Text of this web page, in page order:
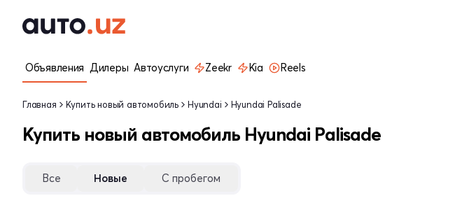
Объявления Дилеры Автоуслуги Zeekr Kia Reels
Главная Купить новый автомобиль Hyundai Hyundai Palisade
Купить новый автомобиль Hyundai Palisade
Все Новые С пробегом